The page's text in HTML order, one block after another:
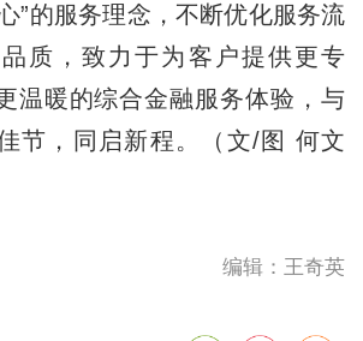
”的服务理念，不断优化服务流
质，致力于为客户提供更专
温暖的综合金融服务体验，与
节，同启新程。（文/图 何文
编辑：王奇英